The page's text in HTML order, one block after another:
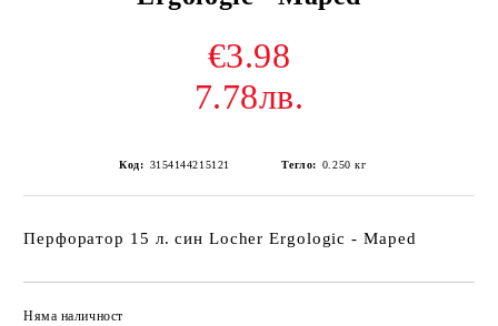
€3.98
7.78лв.
Код: 3154144215121 Тегло: 0.250 кг
Перфоратор 15 л. син Locher Ergologic - Maped
Няма наличност